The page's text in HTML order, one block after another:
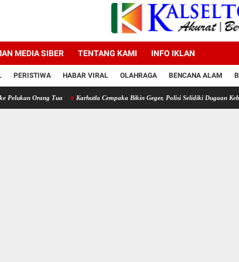
MEDIA SIBER TENTANG KAMI INFO IKLAN
PERISTIWA HABAR VIRAL OLAHRAGA BENCANA ALAM
Tua Karhutla Cempaka Bikin Geger, Polisi Selidiki Dugaan Kebakaran